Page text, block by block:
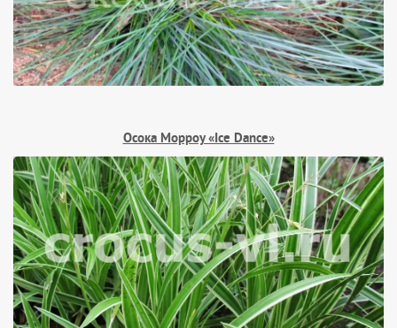
Осока Морроу «Ice Dance»